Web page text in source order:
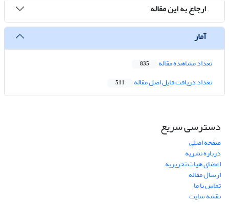
ارجاع به این مقاله
آمار
تعداد مشاهده مقاله 835
تعداد دریافت فایل اصل مقاله 511
دسترسی سریع
صفحه اصلی
درباره نشریه
اعضای هیات تحریریه
ارسال مقاله
تماس با ما
نقشه سایت